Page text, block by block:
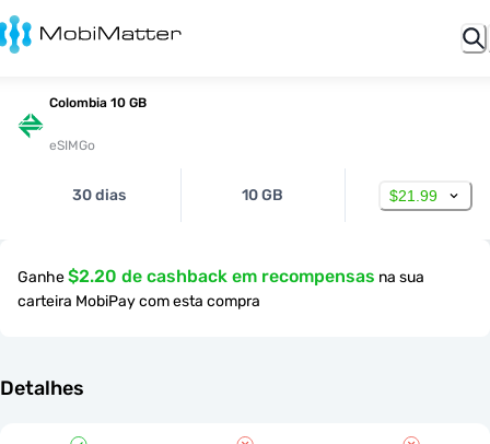
Colombia 10 GB
eSIMGo
30 dias 10 GB $21.99
Ganhe$2.20 de cashback em recompensas na sua
carteira MobiPay com esta compra
Detalhes